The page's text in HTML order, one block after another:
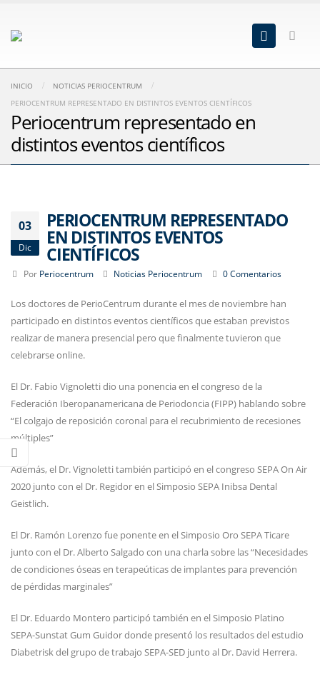
INICIO
NOTICIAS PERIOCENTRUM
PERIOCENTRUM REPRESENTADO EN DISTINTOS EVENTOS CIENTÍFICOS
Periocentrum representado en
distintos eventos científicos
03
Dic
PERIOCENTRUM REPRESENTADO
EN DISTINTOS EVENTOS
CIENTÍFICOS
Por Periocentrum Noticias Periocentrum 0 Comentarios
Los doctores de PerioCentrum durante el mes de noviembre han
participado en distintos eventos científicos que estaban previstos
realizar de manera presencial pero que finalmente tuvieron que
celebrarse online.
El Dr. Fabio Vignoletti dio una ponencia en el congreso de la
Federación Iberopanamericana de Periodoncia (FIPP) hablando sobre
“El colgajo de reposición coronal para el recubrimiento de recesiones
múltiples”
Además, el Dr. Vignoletti también participó en el congreso SEPA On Air
2020 junto con el Dr. Regidor en el Simposio SEPA Inibsa Dental
Geistlich.
El Dr. Ramón Lorenzo fue ponente en el Simposio Oro SEPA Ticare
junto con el Dr. Alberto Salgado con una charla sobre las “Necesidades
de condiciones óseas en terapeúticas de implantes para prevención
de pérdidas marginales”
El Dr. Eduardo Montero participó también en el Simposio Platino
SEPA-Sunstat Gum Guidor donde presentó los resultados del estudio
Diabetrisk del grupo de trabajo SEPA-SED junto al Dr. David Herrera.